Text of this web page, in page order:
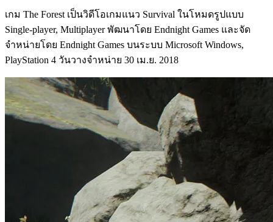
เกม The Forest เป็นวิดีโอเกมแนว Survival ในโหมดรูปแบบ
Single-player, Multiplayer พัฒนาโดย Endnight Games และจัด
จำหน่ายโดย Endnight Games บนระบบ Microsoft Windows,
PlayStation 4 วันวางจำหน่าย 30 เม.ย. 2018